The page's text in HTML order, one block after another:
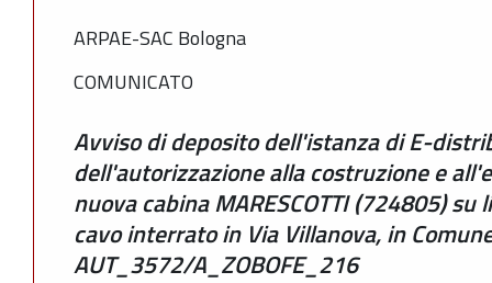
ARPAE-SAC Bologna
COMUNICATO
Avviso di deposito dell'istanza di E-
dell'autorizzazione alla costruzione e
nuova cabina MARESCOTTI (724805) su
cavo interrato in Via Villanova, in
AUT_3572/A_ZOBOFE_216